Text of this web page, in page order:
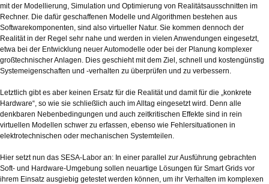
mit der Modellierung, Simulation und Optimierung von Realitätsausschnitten im
Rechner. Die dafür geschaffenen Modelle und Algorithmen bestehen aus
Softwarekomponenten, sind also virtueller Natur. Sie kommen dennoch der
Realität in der Regel sehr nahe und werden in vielen Anwendungen eingesetzt,
etwa bei der Entwicklung neuer Automodelle oder bei der Planung komplexer
großtechnischer Anlagen. Dies geschieht mit dem Ziel, schnell und kostengünstig
Systemeigenschaften und -verhalten zu überprüfen und zu verbessern.
Letztlich gibt es aber keinen Ersatz für die Realität und damit für die „konkrete
Hardware“, so wie sie schließlich auch im Alltag eingesetzt wird. Denn alle
denkbaren Nebenbedingungen und auch zeitkritischen Effekte sind in rein
virtuellen Modellen schwer zu erfassen, ebenso wie Fehlersituationen in
elektrotechnischen oder mechanischen Systemteilen.
Hier setzt nun das SESA-Labor an: In einer parallel zur Ausführung gebrachten
Soft- und Hardware-Umgebung sollen neuartige Lösungen für Smart Grids vor
ihrem Einsatz ausgiebig getestet werden können, um ihr Verhalten im komplexen